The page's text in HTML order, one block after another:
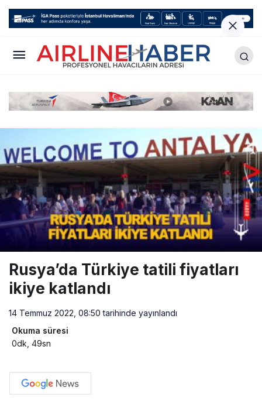
Rusya’da Türkiye tatili fiyatları
ikiye katlandı
14 Temmuz 2022, 08:50 tarihinde yayınlandı
Okuma süresi
0dk, 49sn